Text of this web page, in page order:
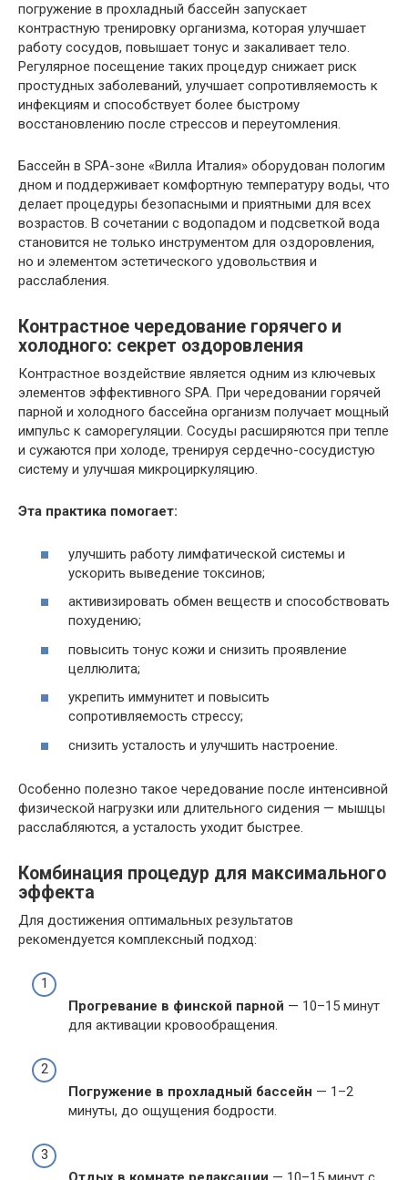
погружение в прохладный бассейн запускает
контрастную тренировку организма, которая улучшает
работу сосудов, повышает тонус и закаливает тело.
Регулярное посещение таких процедур снижает риск
простудных заболеваний, улучшает сопротивляемость к
инфекциям и способствует более быстрому
восстановлению после стрессов и переутомления.
Бассейн в SPA-зоне «Вилла Италия» оборудован пологим
дном и поддерживает комфортную температуру воды, что
делает процедуры безопасными и приятными для всех
возрастов. В сочетании с водопадом и подсветкой вода
становится не только инструментом для оздоровления,
но и элементом эстетического удовольствия и
расслабления.
Контрастное чередование горячего и
холодного: секрет оздоровления
Контрастное воздействие является одним из ключевых
элементов эффективного SPA. При чередовании горячей
парной и холодного бассейна организм получает мощный
импульс к саморегуляции. Сосуды расширяются при тепле
и сужаются при холоде, тренируя сердечно-сосудистую
систему и улучшая микроциркуляцию.
Эта практика помогает:
улучшить работу лимфатической системы и
ускорить выведение токсинов;
активизировать обмен веществ и способствовать
похудению;
повысить тонус кожи и снизить проявление
целлюлита;
укрепить иммунитет и повысить
сопротивляемость стрессу;
снизить усталость и улучшить настроение.
Особенно полезно такое чередование после интенсивной
физической нагрузки или длительного сидения — мышцы
расслабляются, а усталость уходит быстрее.
Комбинация процедур для максимального
эффекта
Для достижения оптимальных результатов
рекомендуется комплексный подход:
Прогревание в финской парной — 10–15 минут
для активации кровообращения.
Погружение в прохладный бассейн — 1–2
минуты, до ощущения бодрости.